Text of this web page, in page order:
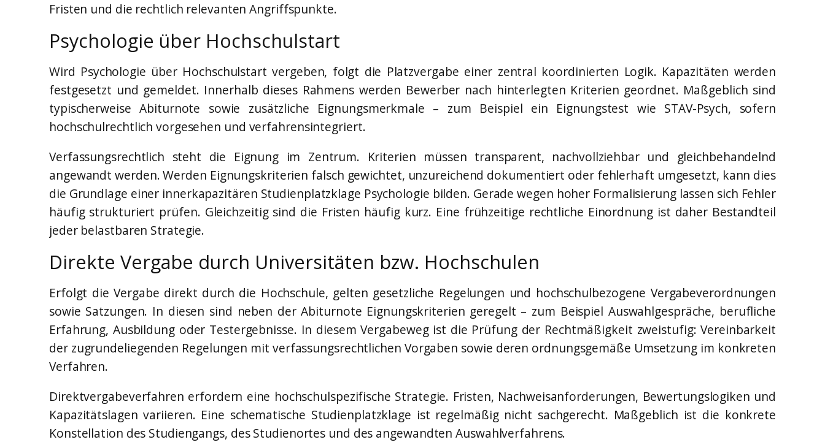
Fristen und die rechtlich relevanten Angriffspunkte.
Psychologie über Hochschulstart
Wird Psychologie über Hochschulstart vergeben, folgt die Platzvergabe einer zentral koordinierten Logik. Kapazitäten werden
festgesetzt und gemeldet. Innerhalb dieses Rahmens werden Bewerber nach hinterlegten Kriterien geordnet. Maßgeblich sind
typischerweise Abiturnote sowie zusätzliche Eignungsmerkmale – zum Beispiel ein Eignungstest wie STAV-Psych, sofern
hochschulrechtlich vorgesehen und verfahrensintegriert.
Verfassungsrechtlich steht die Eignung im Zentrum. Kriterien müssen transparent, nachvollziehbar und gleichbehandelnd
angewandt werden. Werden Eignungskriterien falsch gewichtet, unzureichend dokumentiert oder fehlerhaft umgesetzt, kann dies
die Grundlage einer innerkapazitären Studienplatzklage Psychologie bilden. Gerade wegen hoher Formalisierung lassen sich Fehler
häufig strukturiert prüfen. Gleichzeitig sind die Fristen häufig kurz. Eine frühzeitige rechtliche Einordnung ist daher Bestandteil
jeder belastbaren Strategie.
Direkte Vergabe durch Universitäten bzw. Hochschulen
Erfolgt die Vergabe direkt durch die Hochschule, gelten gesetzliche Regelungen und hochschulbezogene Vergabeverordnungen
sowie Satzungen. In diesen sind neben der Abiturnote Eignungskriterien geregelt – zum Beispiel Auswahlgespräche, berufliche
Erfahrung, Ausbildung oder Testergebnisse. In diesem Vergabeweg ist die Prüfung der Rechtmäßigkeit zweistufig: Vereinbarkeit
der zugrundeliegenden Regelungen mit verfassungsrechtlichen Vorgaben sowie deren ordnungsgemäße Umsetzung im konkreten
Verfahren.
Direktvergabeverfahren erfordern eine hochschulspezifische Strategie. Fristen, Nachweisanforderungen, Bewertungslogiken und
Kapazitätslagen variieren. Eine schematische Studienplatzklage ist regelmäßig nicht sachgerecht. Maßgeblich ist die konkrete
Konstellation des Studiengangs, des Studienortes und des angewandten Auswahlverfahrens.